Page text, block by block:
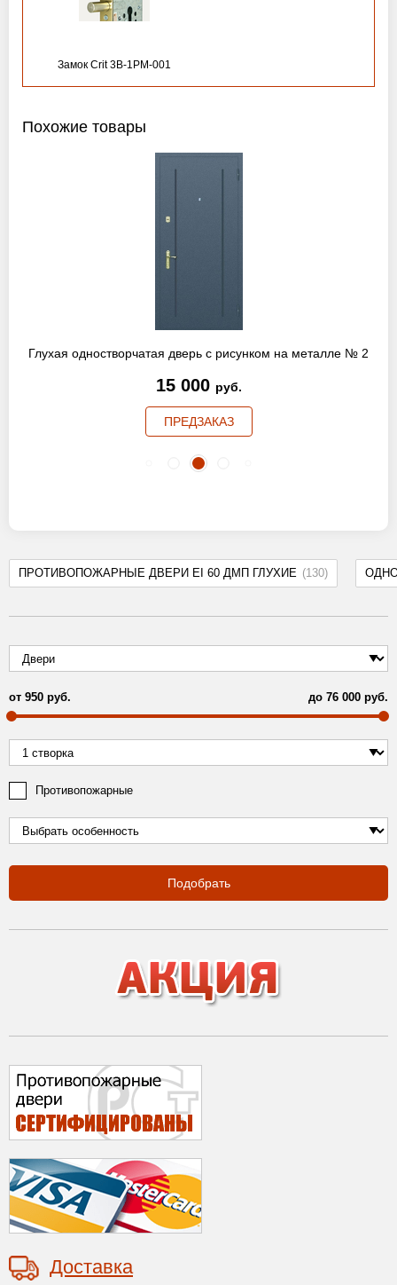
ПРОТИВОПОЖАРНЫЕ ДВЕРИ EI 60 ДМП ГЛУХИЕ (130)
от 950 руб. до 76 000 руб.
Противопожарные
Подобрать
Доставка
Замок Crit 3B-1PM-001
Похожие товары
Глухая одностворчатая дверь с рисунком на металле № 2
15 000 руб.
ПРЕДЗАКАЗ